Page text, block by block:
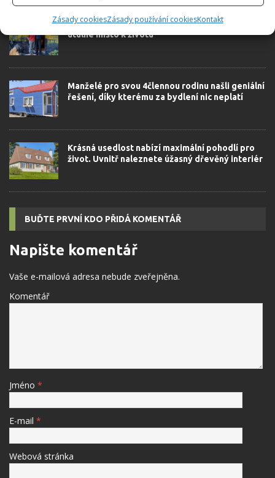
Zásady cookiesZásady používání cookiesKontakt
Mladý pár koupil rezavý vagón a proměnil jej v
útulné místo k životu
Manželé pro svou 4člennou rodinu našli geniální
řešení, díky kterému za bydlení nic neplatí
Krásná usedlost nabízí maximální pohodlí pro
život. Uvnitř naleznete úžasný dřevěný interiér
BUĎTE PRVNÍ KDO PŘIDÁ KOMENTÁŘ
Napište komentář
Vaše e-mailová adresa nebude zveřejněna.
Komentář
Jméno *
E-mail *
Webová stránka